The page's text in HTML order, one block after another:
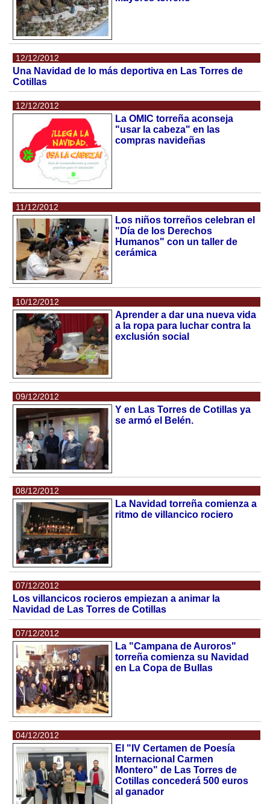
12/12/2012
Una Navidad de lo más deportiva en Las Torres de
Cotillas
12/12/2012
La OMIC torreña aconseja
"usar la cabeza" en las
compras navideñas
11/12/2012
Los niños torreños celebran el
"Día de los Derechos
Humanos" con un taller de
cerámica
10/12/2012
Aprender a dar una nueva vida
a la ropa para luchar contra la
exclusión social
09/12/2012
Y en Las Torres de Cotillas ya
se armó el Belén.
08/12/2012
La Navidad torreña comienza a
ritmo de villancico rociero
07/12/2012
Los villancicos rocieros empiezan a animar la
Navidad de Las Torres de Cotillas
07/12/2012
La "Campana de Auroros"
torreña comienza su Navidad
en La Copa de Bullas
04/12/2012
El "IV Certamen de Poesía
Internacional Carmen
Montero" de Las Torres de
Cotillas concederá 500 euros
al ganador